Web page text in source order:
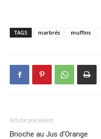
TAGS marbrés muffins
Article précédent
Brioche au Jus d’Orange